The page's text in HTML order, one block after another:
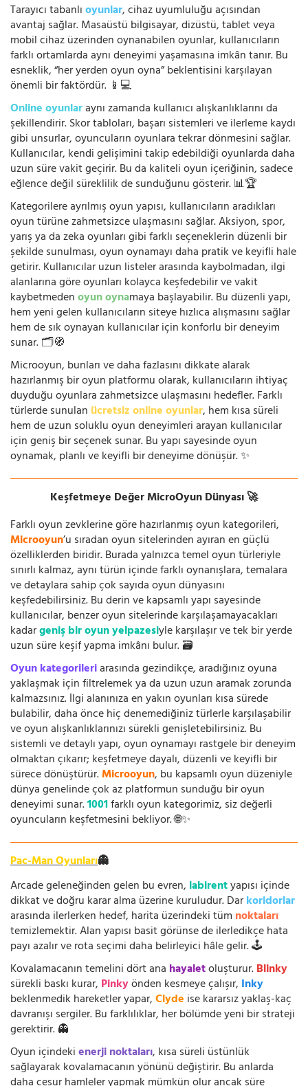
Tarayıcı tabanlıoyunlar, cihaz uyumluluğu açısından
avantaj sağlar. Masaüstü bilgisayar, dizüstü, tablet veya
mobil cihaz üzerinden oynanabilen oyunlar, kullanıcıların
farklı ortamlarda aynı deneyimi yaşamasına imkân tanır. Bu
esneklik, “her yerden oyun oyna” beklentisini karşılayan
önemli bir faktördür. 📱💻
Online oyunlaraynı zamanda kullanıcı alışkanlıklarını da
şekillendirir. Skor tabloları, başarı sistemleri ve ilerleme kaydı
gibi unsurlar, oyuncuların oyunlara tekrar dönmesini sağlar.
Kullanıcılar, kendi gelişimini takip edebildiği oyunlarda daha
uzun süre vakit geçirir. Bu da kaliteli oyun içeriğinin, sadece
eğlence değil süreklilik de sunduğunu gösterir. 📊🏆
Kategorilere ayrılmış oyun yapısı, kullanıcıların aradıkları
oyun türüne zahmetsizce ulaşmasını sağlar. Aksiyon, spor,
yarış ya da zeka oyunları gibi farklı seçeneklerin düzenli bir
şekilde sunulması, oyun oynamayı daha pratik ve keyifli hale
getirir. Kullanıcılar uzun listeler arasında kaybolmadan, ilgi
alanlarına göre oyunları kolayca keşfedebilir ve vakit
kaybetmedenoyun oynamaya başlayabilir. Bu düzenli yapı,
hem yeni gelen kullanıcıların siteye hızlıca alışmasını sağlar
hem de sık oynayan kullanıcılar için konforlu bir deneyim
sunar. 🗂️🧭
Microoyun, bunları ve daha fazlasını dikkate alarak
hazırlanmış bir oyun platformu olarak, kullanıcıların ihtiyaç
duyduğu oyunlara zahmetsizce ulaşmasını hedefler. Farklı
türlerde sunulan ücretsiz online oyunlar, hem kısa süreli
hem de uzun soluklu oyun deneyimleri arayan kullanıcılar
için geniş bir seçenek sunar. Bu yapı sayesinde oyun
oynamak, planlı ve keyifli bir deneyime dönüşür. ✨
Keşfetmeye Değer MicroOyun Dünyası 🚀
Farklı oyun zevklerine göre hazırlanmış oyun kategorileri,
Microoyun’u sıradan oyun sitelerinden ayıran en güçlü
özelliklerden biridir. Burada yalnızca temel oyun türleriyle
sınırlı kalmaz, aynı türün içinde farklı oynanışlara, temalara
ve detaylara sahip çok sayıda oyun dünyasını
keşfedebilirsiniz. Bu derin ve kapsamlı yapı sayesinde
kullanıcılar, benzer oyun sitelerinde karşılaşamayacakları
kadargeniş bir oyun yelpazesiyle karşılaşır ve tek bir yerde
uzun süre keşif yapma imkânı bulur. 🗃️
Oyun kategorileriarasında gezindikçe, aradığınız oyuna
yaklaşmak için filtrelemek ya da uzun uzun aramak zorunda
kalmazsınız. İlgi alanınıza en yakın oyunları kısa sürede
bulabilir, daha önce hiç denemediğiniz türlerle karşılaşabilir
ve oyun alışkanlıklarınızı sürekli genişletebilirsiniz. Bu
sistemli ve detaylı yapı, oyun oynamayı rastgele bir deneyim
olmaktan çıkarır; keşfetmeye dayalı, düzenli ve keyifli bir
sürece dönüştürür.Microoyun, bu kapsamlı oyun düzeniyle
dünya genelinde çok az platformun sunduğu bir oyun
deneyimi sunar.1001farklı oyun kategorimiz, siz değerli
oyuncuların keşfetmesini bekliyor. 🌐✨
Pac-Man Oyunları👻
Arcade geleneğinden gelen bu evren, labirentyapısı içinde
dikkat ve doğru karar alma üzerine kuruludur. Darkoridorlar
arasında ilerlerken hedef, harita üzerindeki tüm noktaları
temizlemektir. Alan yapısı basit görünse de ilerledikçe hata
payı azalır ve rota seçimi daha belirleyici hâle gelir. 🕹️
Kovalamacanın temelini dört ana hayaletoluşturur.Blinky
sürekli baskı kurar, Pinkyönden kesmeye çalışır, Inky
beklenmedik hareketler yapar,Clyde ise kararsız yaklaş-kaç
davranışı sergiler. Bu farklılıklar, her bölümde yeni bir strateji
gerektirir. 👻
Oyun içindekienerji noktaları, kısa süreli üstünlük
sağlayarak kovalamacanın yönünü değiştirir. Bu anlarda